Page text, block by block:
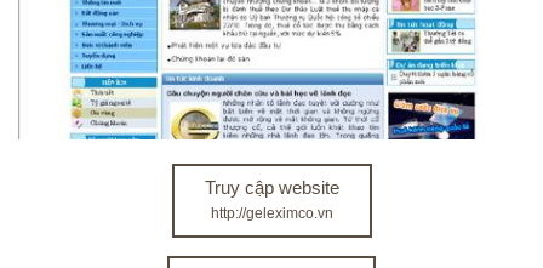
Truy cập website
http://geleximco.vn